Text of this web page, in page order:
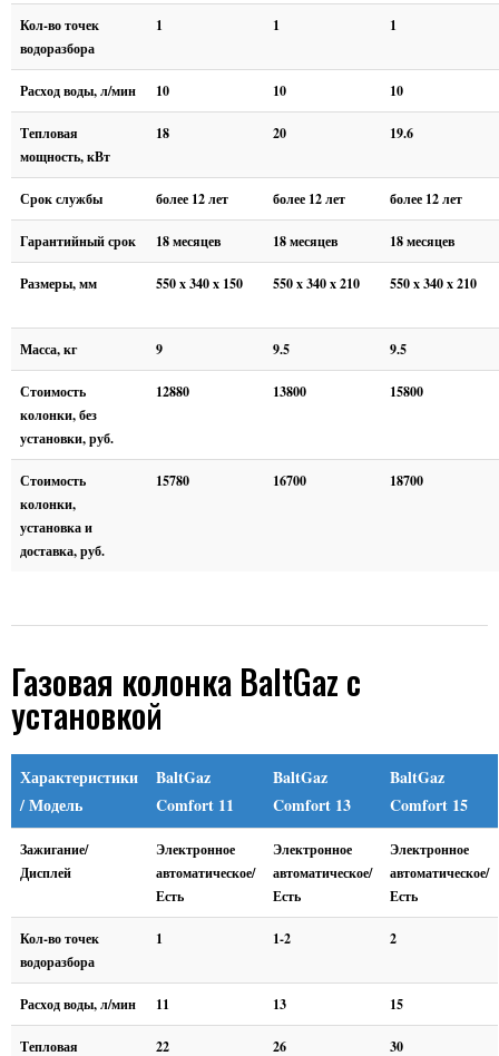
Кол-во точек
водоразбора
1 1 1
Расход воды, л/мин 10 10 10
Тепловая
мощность, кВт
18 20 19.6
Срок службы более 12 лет более 12 лет более 12 лет
Гарантийный срок 18 месяцев 18 месяцев 18 месяцев
Размеры, мм 550 x 340 x 150 550 x 340 x 210 550 x 340 x 210
Масса, кг 9 9.5 9.5
Стоимость
колонки, без
установки, руб.
12880 13800 15800
Стоимость
колонки,
установка и
доставка, руб.
15780 16700 18700
Газовая колонка BaltGaz с
установкой
Характеристики
/ Модель
BaltGaz
Comfort 11
BaltGaz
Comfort 13
BaltGaz
Comfort 15
Зажигание/
Дисплей
Электронное
автоматическое/
Есть
Электронное
автоматическое/
Есть
Электронное
автоматическое/
Есть
Кол-во точек
водоразбора
1 1-2 2
Расход воды, л/мин 11 13 15
Тепловая
22 26 30